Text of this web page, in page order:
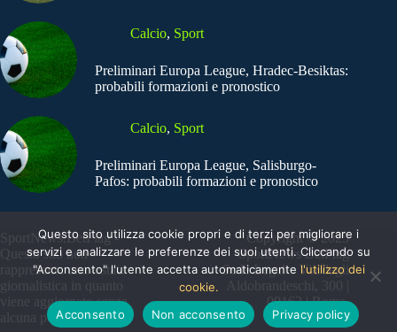
Calcio, Sport
Preliminari Europa League, Hradec-Besiktas:
probabili formazioni e pronostico
Calcio, Sport
Preliminari Europa League, Salisburgo-
Pafos: probabili formazioni e pronostico
SportNews.BetFlag -
Questo sito non
rappresenta una testata
giornalistica in quanto
viene aggiornato senza
alcuna periodicità
Copyright © 2025
SportNews BetFlag
Sede Legale: Via degli
Aldobrandeschi, 300 |
00163 | Roma
Questo sito utilizza cookie propri e di terzi per migliorare i
servizi e analizzare le preferenze dei suoi utenti. Cliccando su
"Acconsento" l'utente accetta automaticamente l'utilizzo dei
cookie.
Acconsento
Non acconsento Privacy policy